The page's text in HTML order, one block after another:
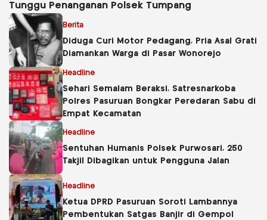
Tunggu Penanganan Polsek Tumpang
Berita
Diduga Curi Motor Pedagang, Pria Asal Grati
Diamankan Warga di Pasar Wonorejo
Headline
Sehari Semalam Beraksi, Satresnarkoba
Polres Pasuruan Bongkar Peredaran Sabu di
Empat Kecamatan
Headline
Sentuhan Humanis Polsek Purwosari, 250
Takjil Dibagikan untuk Pengguna Jalan
Headline
Ketua DPRD Pasuruan Soroti Lambannya
Pembentukan Satgas Banjir di Gempol